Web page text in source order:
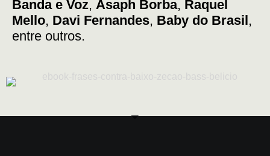
Banda e Voz, Asaph Borba, Raquel
Mello, Davi Fernandes, Baby do Brasil ,
entre outros.